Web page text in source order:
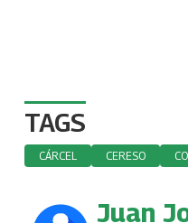
TAGS
CÁRCEL CERESO
Juan